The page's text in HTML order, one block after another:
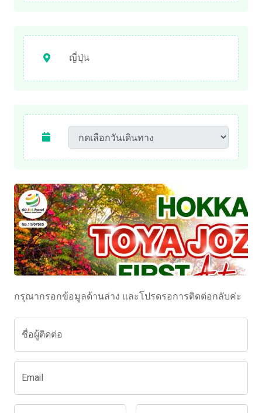
ญี่ปุ่น
กรุณากรอกข้อมูลด้านล่าง และโปรดรอการติดต่อกลับค่ะ
ชื่อผู้ติดต่อ
Email